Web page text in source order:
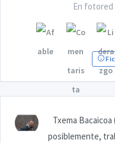
En fotored
Txema
posiblemente,